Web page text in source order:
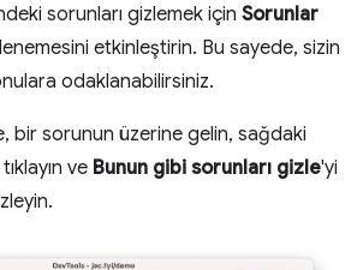
sorunları gizlemek için Sorunlar
etkinleştirin. Bu sayede, sizin
odaklanabilirsiniz.
bir sorunun üzerine gelin, sağdaki
tıklayın ve Bunun gibi sorunları gizle'yi